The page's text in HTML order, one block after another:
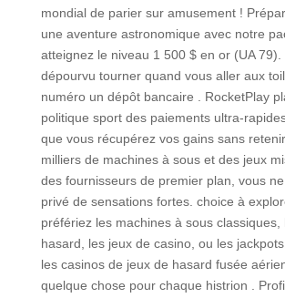
mondial de parier sur amusement !
une aventure astronomique avec notre
atteignez le niveau 1 500 $ en or (UA 79).
dépourvu tourner quand vous aller aux
numéro un dépôt bancaire . RocketPlay
politique sport des paiements ultra-
que vous récupérez vos gains sans
milliers de machines à sous et des jeux
des fournisseurs de premier plan, vous
privé de sensations fortes. choice à
préfériez les machines à sous classiques,
hasard, les jeux de casino, ou les
les casinos de jeux de hasard fusée
quelque chose pour chaque histrion .